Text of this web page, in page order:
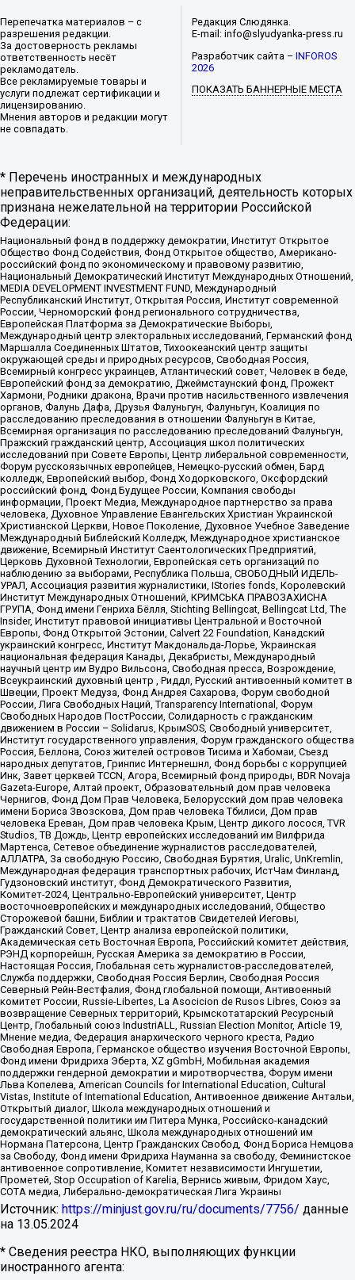
Перепечатка материалов – с
разрешения редакции.
За достоверность рекламы
ответственность несёт
рекламодатель.
Все рекламируемые товары и
услуги подлежат сертификации и
лицензированию.
Мнения авторов и редакции могут
не совпадать.
Редакция Слюдянка.
E-mail: info@slyudyanka-press.ru
Разработчик сайта –INFOROS
2026
ПОКАЗАТЬ БАННЕРНЫЕ МЕСТА
* Перечень иностранных и международных
неправительственных организаций, деятельность которых
признана нежелательной на территории Российской
Федерации:
Национальный фонд в поддержку демократии, Институт Открытое
Общество Фонд Содействия, Фонд Открытое общество, Американо-
российский фонд по экономическому и правовому развитию,
Национальный Демократический Институт Международных Отношений,
MEDIA DEVELOPMENT INVESTMENT FUND, Международный
Республиканский Институт, Открытая Россия, Институт современной
России, Черноморский фонд регионального сотрудничества,
Европейская Платформа за Демократические Выборы,
Международный центр электоральных исследований, Германский фонд
Маршалла Соединенных Штатов, Тихоокеанский центр защиты
окружающей среды и природных ресурсов, Свободная Россия,
Всемирный конгресс украинцев, Атлантический совет, Человек в беде,
Европейский фонд за демократию, Джеймстаунский фонд, Прожект
Хармони, Родники дракона, Врачи против насильственного извлечения
органов, Фалунь Дафа, Друзья Фалуньгун, Фалуньгун, Коалиция по
расследованию преследования в отношении Фалуньгун в Китае,
Всемирная организация по расследованию преследований Фалуньгун,
Пражский гражданский центр, Ассоциация школ политических
исследований при Совете Европы, Центр либеральной современности,
Форум русскоязычных европейцев, Немецко-русский обмен, Бард
колледж, Европейский выбор, Фонд Ходорковского, Оксфордский
российский фонд, Фонд Будущее России, Компания свободы
информации, Проект Медиа, Международное партнерство за права
человека, Духовное Управление Евангельских Христиан Украинской
Христианской Церкви, Новое Поколение, Духовное Учебное Заведение
Международный Библейский Колледж, Международное христианское
движение, Всемирный Институт Саентологических Предприятий,
Церковь Духовной Технологии, Европейская сеть организаций по
наблюдению за выборами, Республика Польша, СВОБОДНЫЙ ИДЕЛЬ-
УРАЛ, Ассоциация развития журналистики, IStories fonds, Королевский
Институт Международных Отношений, КРИМСЬКА ПРАВОЗАХИСНА
ГРУПА, Фонд имени Генриха Бёлля, Stichting Bellingcat, Bellingcat Ltd, The
Insider, Институт правовой инициативы Центральной и Восточной
Европы, Фонд Открытой Эстонии, Calvert 22 Foundation, Канадский
украинский конгресс, Институт Макдональда-Лорье, Украинская
национальная федерация Канады, Декабристы, Международный
научный центр им Вудро Вильсона, Свободная пресса, Возрождение,
Всеукраинский духовный центр , Риддл, Русский антивоенный комитет в
Швеции, Проект Медуза, Фонд Андрея Сахарова, Форум свободной
России, Лига Свободных Наций, Transparеncy International, Форум
Свободных Народов ПостРоссии, Солидарность с гражданским
движением в России – Solidarus, КрымSOS, Свободный университет,
Институт государственного управления, Форум гражданского общества
Россия, Беллона, Союз жителей островов Тисима и Хабомаи, Съезд
народных депутатов, Гринпис Интернешнл, Фонд борьбы с коррупцией
Инк, Завет церквей TCCN, Агора, Всемирный фонд природы, BDR Novaja
Gazeta-Europe, Алтай проект, Образовательный дом прав человека
Чернигов, Фонд Дом Прав Человека, Белорусский дом прав человека
имени Бориса Звозскова, Дом прав человека Тбилиси, Дом прав
человека Ереван, Дом прав человека Крым, Центр дикого лосося, TVR
Studios, ТВ Дождь, Центр европейских исследований им Вилфрида
Мартенса, Сетевое объединение журналистов расследователей,
АЛЛАТРА, За свободную Россию, Свободная Бурятия, Uralic, UnKremlin,
Международная федерация транспортных рабочих, ИстЧам Финланд,
Гудзоновский институт, Фонд Демократического Развития,
Комитет-2024, Центрально-Европейский университет, Центр
восточноевропейских и международных исследований, Общество
Сторожевой башни, Библии и трактатов Свидетелей Иеговы,
Гражданский Совет, Центр анализа европейской политики,
Академическая сеть Восточная Европа, Российский комитет действия,
РЭНД корпорейшн, Русская Америка за демократию в России,
Настоящая Россия, Глобальная сеть журналистов-расследователей,
Служба поддержки, Свободная Россия Берлин, Свободная Россия
Северный Рейн-Вестфалия, Фонд глобальной помощи, Антивоенный
комитет России, Russie-Libertes, La Asocicion de Rusos Libres, Союз за
возвращение Северных территорий, Крымскотатарский Ресурсный
Центр, Глобальный союз IndustriALL, Russian Election Monitor, Article 19,
Мнение медиа, Федерация анархического черного креста, Радио
Свободная Европа, Германское общество изучения Восточной Европы,
Фонд имени Фридриха Эберта, XZ gGmbH, Мобильная академия
поддержки гендерной демократии и миротворчества, Форум имени
Льва Копелева, American Councils for International Education, Cultural
Vistas, Institute of International Education, Антивоенное движение Антальи,
Открытый диалог, Школа международных отношений и
государственной политики им Питера Мунка, Российско-канадский
демократический альянс, Школа международных отношений им
Нормана Патерсона, Центр Гражданских Свобод, Фонд Бориса Немцова
за Свободу, Фонд имени Фридриха Науманна за свободу, Феминистское
антивоенное сопротивление, Комитет независимости Ингушетии,
Прометей, Stop Occupation of Karelia, Вернись живым, Фридом Хаус,
СОТА медиа, Либерально-демократическая Лига Украины
Источник: https://minjust.gov.ru/ru/documents/7756/ данные
на 13.05.2024
* Сведения реестра НКО, выполняющих функции
иностранного агента: